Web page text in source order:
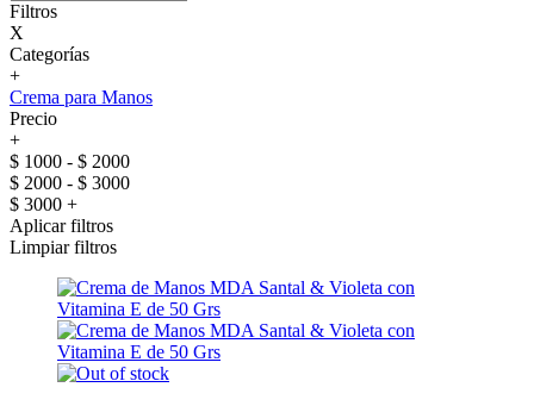
Filtros
X
Categorías
+
Crema para Manos
Precio
+
$ 1000 - $ 2000
$ 2000 - $ 3000
$ 3000 +
Aplicar filtros
Limpiar filtros